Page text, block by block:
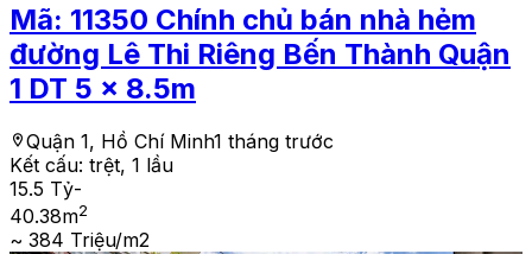
Mã: 11350 Chính chủ bán nhà hẻm
đường Lê Thi Riêng Bến Thành Quận
1 DT 5 x 8.5m
Quận 1, Hồ Chí Minh1 tháng trước
Kết cấu: trệt, 1 lầu
15.5 Tỷ-
40.38m2
~ 384 Triệu/m2